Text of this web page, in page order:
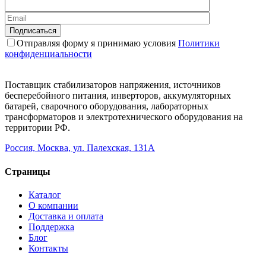
Отправляя форму я принимаю условия Политики
конфиденциальности
Поставщик стабилизаторов напряжения, источников
бесперебойного питания, инверторов, аккумуляторных
батарей, сварочного оборудования, лабораторных
трансформаторов и электротехнического оборудования на
территории РФ.
Россия, Москва, ул. Палехская, 131А
Страницы
Каталог
О компании
Доставка и оплата
Поддержка
Блог
Контакты